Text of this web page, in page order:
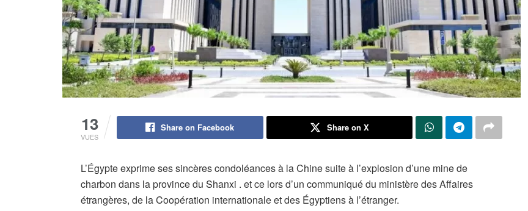
13
VUES
Share on Facebook Share on X
L’Égypte exprime ses sincères condoléances à la Chine suite à l’explosion d’une mine de
charbon dans la province du Shanxi . et ce lors d’un communiqué du ministère des Affaires
étrangères, de la Coopération internationale et des Égyptiens à l’étranger.